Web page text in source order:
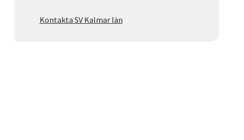
Kontakta SV Kalmar län